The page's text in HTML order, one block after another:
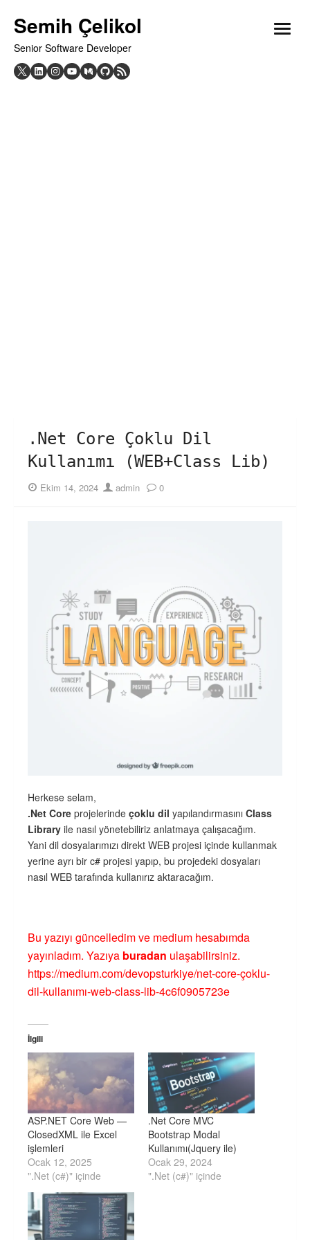
to
Semih Çelikol
Senior Software Developer
open
.Net Core Çoklu Dil
Kullanımı (WEB+Class Lib)
PostedEkim 14, 2024 Author
admin 0
Herkese selam,
.Net Core projelerinde çoklu dil yapılandırmasını Class
Library ile nasıl yönetebiliriz anlatmaya çalışacağım.
Yani dil dosyalarımızı direkt WEB projesi içinde kullanmak
yerine ayrı bir c# projesi yapıp, bu projedeki dosyaları
nasıl WEB tarafında kullanırız aktaracağım.
Bu yazıyı güncelledim ve medium hesabımda
yayınladım. Yazıya buradan ulaşabilirsiniz.
https://medium.com/devopsturkiye/net-core-çoklu-
dil-kullanımı-web-class-lib-4c6f0905723e
İlgili
ASP.NET Core Web —
ClosedXML ile Excel
işlemleri
Ocak 12, 2025
".Net (c#)" içinde
.Net Core MVC
Bootstrap Modal
Kullanımı(Jquery ile)
Ocak 29, 2024
".Net (c#)" içinde